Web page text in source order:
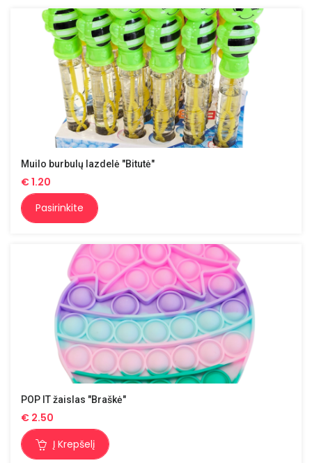
Muilo burbulų lazdelė "Bitutė"
€1.20
Pasirinkite
POP IT žaislas "Braškė"
€ 2.50
Į Krepšelį